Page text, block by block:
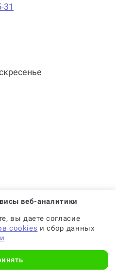
заказать
31
веб-аналитики
вы даете согласие
cookies и сбор данных